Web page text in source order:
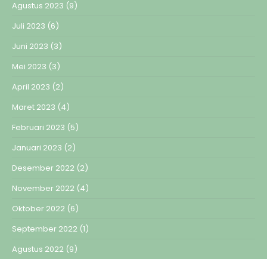
Agustus 2023 (9)
Juli 2023 (6)
Juni 2023 (3)
Mei 2023 (3)
April 2023 (2)
Maret 2023 (4)
Februari 2023 (5)
Januari 2023 (2)
Desember 2022 (2)
November 2022 (4)
Oktober 2022 (6)
September 2022 (1)
Agustus 2022 (9)